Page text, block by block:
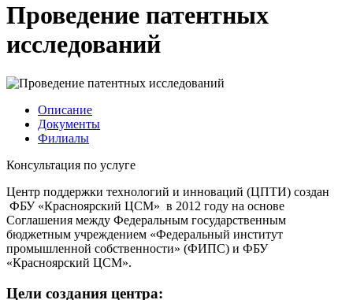
Проведение патентных
исследований
Описание
Документы
Филиалы
Консультация по услуге
Центр поддержки технологий и инноваций (ЦПТИ) создан
ФБУ «Красноярский ЦСМ» в 2012 году на основе
Соглашения между Федеральным государственным
бюджетным учреждением «Федеральный институт
промышленной собственности» (ФИПС) и ФБУ
«Красноярский ЦСМ».
Цели создания центра: